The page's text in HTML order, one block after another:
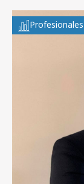
Profesionales